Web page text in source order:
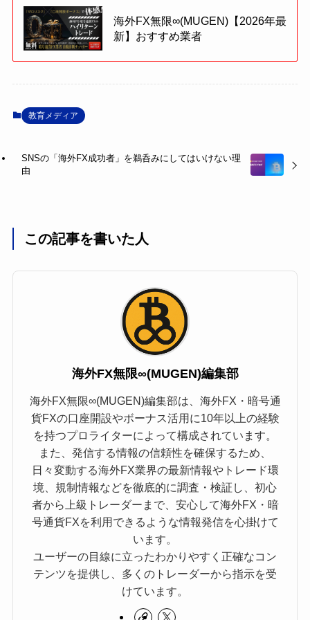
海外FX無限∞(MUGEN)【2026年最
新】おすすめ業者
教育メディア
SNSの「海外FX成功者」を鵜呑みにしてはいけない理
由
この記事を書いた人
海外FX無限∞(MUGEN)編集部
海外FX無限∞(MUGEN)編集部は、海外FX・暗号通
貨FXの口座開設やボーナス活用に10年以上の経験
を持つプロライターによって構成されています。
また、発信する情報の信頼性を確保するため、
日々変動する海外FX業界の最新情報やトレード環
境、規制情報などを徹底的に調査・検証し、初心
者から上級トレーダーまで、安心して海外FX・暗
号通貨FXを利用できるような情報発信を心掛けて
います。
ユーザーの目線に立ったわかりやすく正確なコン
テンツを提供し、多くのトレーダーから指示を受
けています。